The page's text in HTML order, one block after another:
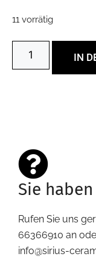
11 vorrätig
IN
Sie haben
Rufen Sie uns
66366910 an
info@sirius-